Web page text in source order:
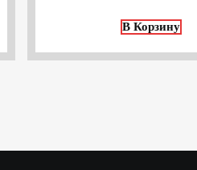
В Корзину